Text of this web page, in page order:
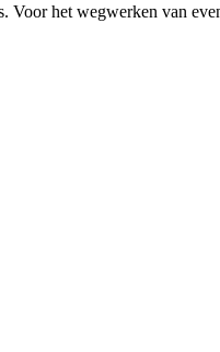
Voor het wegwerken van